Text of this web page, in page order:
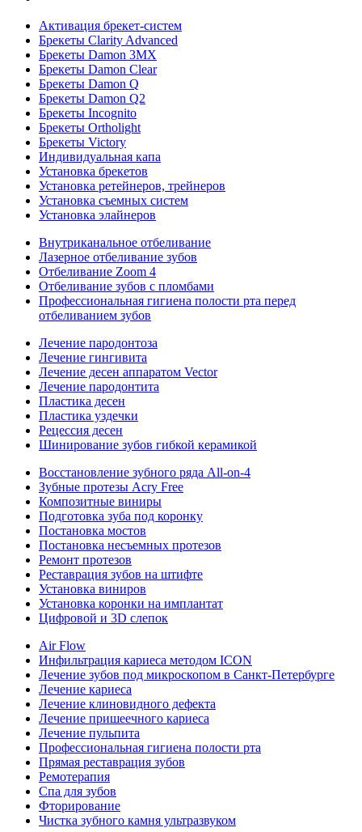
Активация брекет-систем
Брекеты Clarity Advanced
Брекеты Damon 3MX
Брекеты Damon Clear
Брекеты Damon Q
Брекеты Damon Q2
Брекеты Incognito
Брекеты Ortholight
Брекеты Victory
Индивидуальная капа
Установка брекетов
Установка ретейнеров, трейнеров
Установка съемных систем
Установка элайнеров
Внутриканальное отбеливание
Лазерное отбеливание зубов
Отбеливание Zoom 4
Отбеливание зубов с пломбами
Профессиональная гигиена полости рта перед
отбеливанием зубов
Лечение пародонтоза
Лечение гингивита
Лечение десен аппаратом Vector
Лечение пародонтита
Пластика десен
Пластика уздечки
Рецессия десен
Шинирование зубов гибкой керамикой
Восстановление зубного ряда All‑on‑4
Зубные протезы Acry Free
Композитные виниры
Подготовка зуба под коронку
Постановка мостов
Постановка несъемных протезов
Ремонт протезов
Реставрация зубов на штифте
Установка виниров
Установка коронки на имплантат
Цифровой и 3D слепок
Air Flow
Инфильтрация кариеса методом ICON
Лечение зубов под микроскопом в Санкт-Петербурге
Лечение кариеса
Лечение клиновидного дефекта
Лечение пришеечного кариеса
Лечение пульпита
Профессиональная гигиена полости рта
Прямая реставрация зубов
Ремотерапия
Спа для зубов
Фторирование
Чистка зубного камня ультразвуком